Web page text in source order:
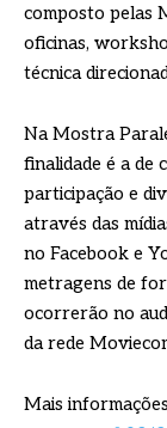
composto pelas
oficinas,
técnica
Na Mostra
finalidade é a de
participação e
através das
no Facebook e
metragens de
ocorrerão no
da rede
Mais